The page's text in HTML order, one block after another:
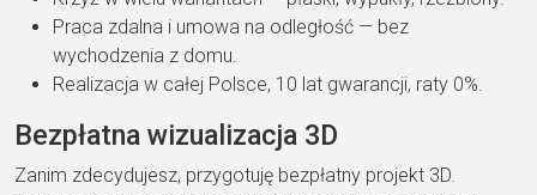
Praca zdalna i umowa na odległość — bez
wychodzenia z domu.
Realizacja w całej Polsce, 10 lat gwarancji, raty 0%.
Bezpłatna wizualizacja 3D
Zanim zdecydujesz, przygotuję bezpłatny projekt 3D